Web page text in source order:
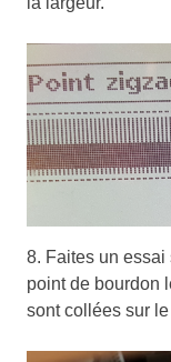
8. Faites un essai
point de bourdon
sont collées sur